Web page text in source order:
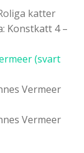
katter
Konstkatt 4 –